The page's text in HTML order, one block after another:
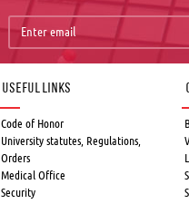
Useful links
Code of Honor
University statutes, Regulations,
Orders
Medical Office
Security